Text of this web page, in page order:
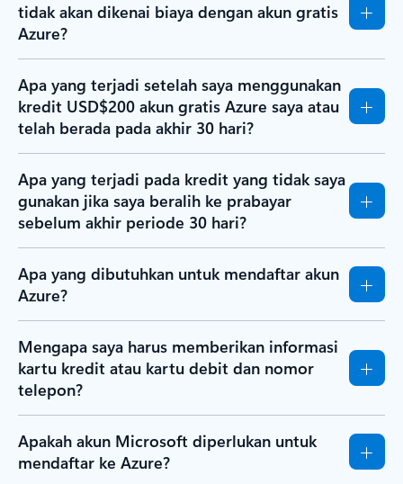
tidak akan dikenai biaya dengan akun gratis
Azure?
Apa yang terjadi setelah saya menggunakan
kredit USD$200 akun gratis Azure saya atau
telah berada pada akhir 30 hari?
Apa yang terjadi pada kredit yang tidak saya
gunakan jika saya beralih ke prabayar
sebelum akhir periode 30 hari?
Apa yang dibutuhkan untuk mendaftar akun
Azure?
Mengapa saya harus memberikan informasi
kartu kredit atau kartu debit dan nomor
telepon?
Apakah akun Microsoft diperlukan untuk
mendaftar ke Azure?